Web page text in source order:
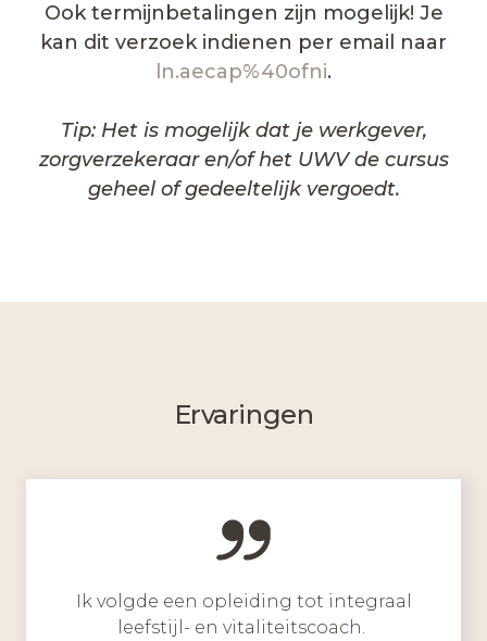
Ook termijnbetalingen zijn mogelijk! Je
kan dit verzoek indienen per email naar
ln.aecap%40ofni.
Tip: Het is mogelijk dat je werkgever,
zorgverzekeraar en/of het UWV de cursus
geheel of gedeeltelijk vergoedt.
Ervaringen
Ik volgde een opleiding tot integraal
leefstijl- en vitaliteitscoach.